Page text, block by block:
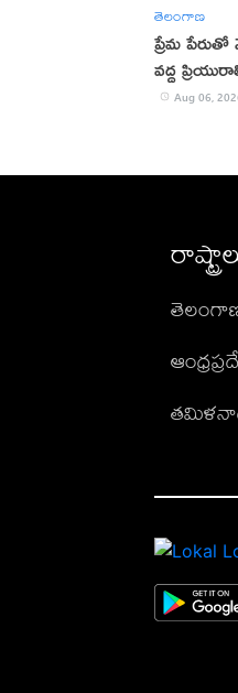
తెలంగాణ
ప్రేమ
వద్ద
Aug 06,